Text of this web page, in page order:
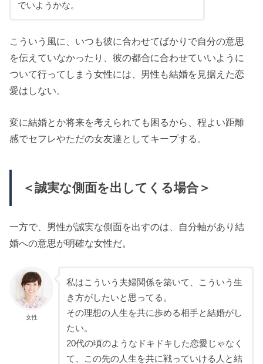
でいようかな。
こういう風に、いつも彼に合わせてばかりで自分の意思
を伝えていなかったり、彼の都合に合わせていいように
ついて行ってしまう女性には、男性も結婚を見据えた恋
愛はしない。
変に結婚とか将来を考えられても困るから、程よい距離
感でセフレやただの女友達としてキープする。
＜誠実な側面を出してくる場合＞
一方で、男性が誠実な側面を出すのは、自分軸があり結
婚への意思が明確な女性だ。
女性
私はこういう夫婦関係を築いて、こういう生
き方がしたいと思ってる。
その理想の人生を共に歩める相手と結婚がし
たい。
20代の頃のようなドキドキした恋愛じゃなく
て、この先の人生を共に戦っていける人と結